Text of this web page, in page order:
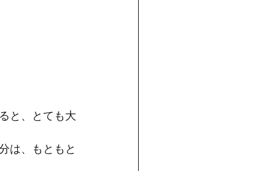
と、とても大
は、もともと